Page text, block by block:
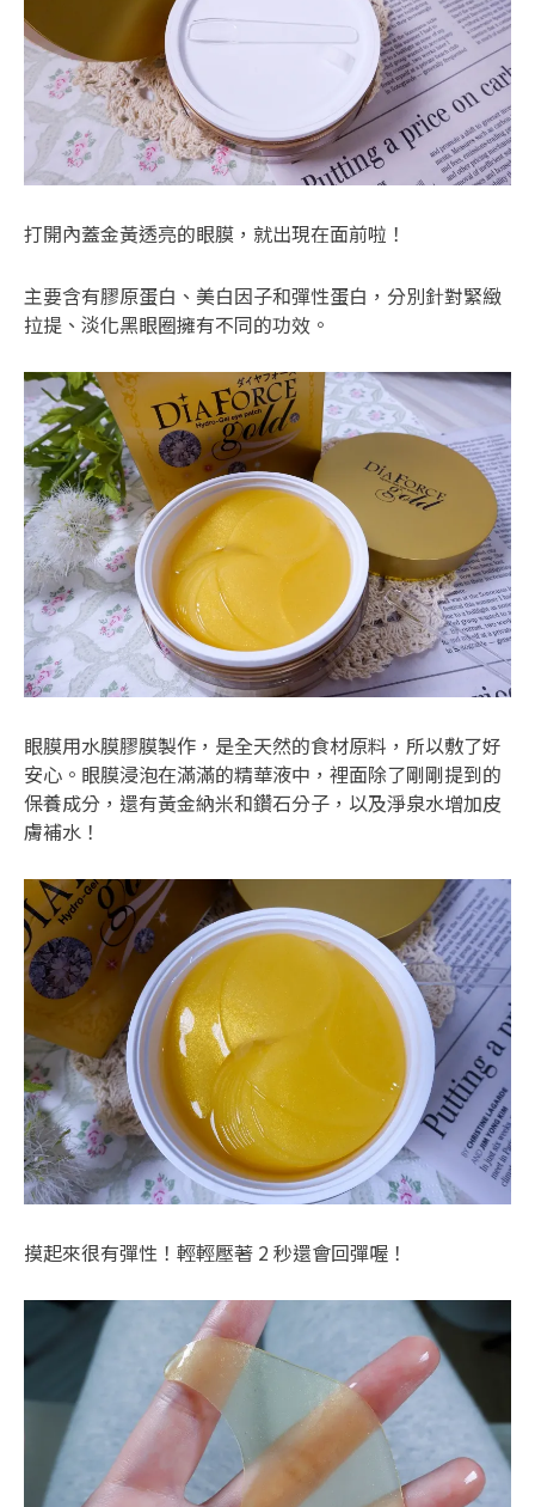
打開內蓋金黃透亮的眼膜，就出現在面前啦！
主要含有膠原蛋白、美白因子和彈性蛋白，分別針對緊緻
拉提、淡化黑眼圈擁有不同的功效。
眼膜用水膜膠膜製作，是全天然的食材原料，所以敷了好
安心。眼膜浸泡在滿滿的精華液中，裡面除了剛剛提到的
保養成分，還有黃金納米和鑽石分子，以及淨泉水增加皮
膚補水！
摸起來很有彈性！輕輕壓著 2 秒還會回彈喔！